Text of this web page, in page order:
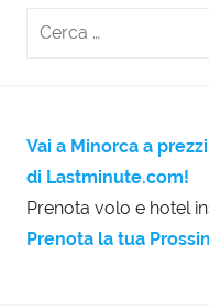
Vai a Minorca a
di Lastminute.com!
Prenota volo e hotel
Prenota la tua